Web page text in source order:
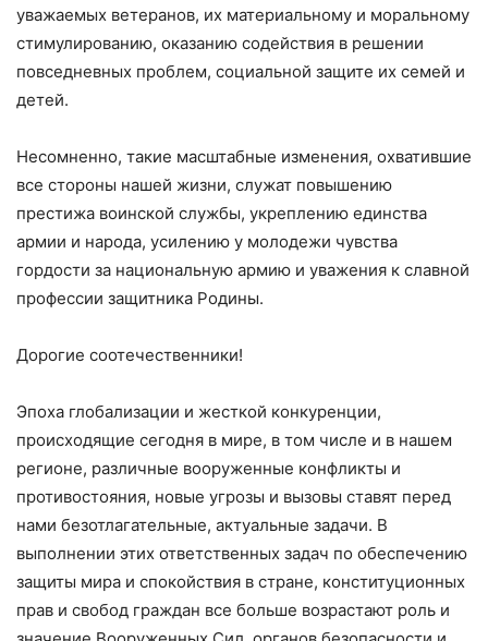
уважаемых ветеранов, их материальному и моральному
стимулированию, оказанию содействия в решении
повседневных проблем, социальной защите их семей и
детей.
Несомненно, такие масштабные изменения, охватившие
все стороны нашей жизни, служат повышению
престижа воинской службы, укреплению единства
армии и народа, усилению у молодежи чувства
гордости за национальную армию и уважения к славной
профессии защитника Родины.
Дорогие соотечественники!
Эпоха глобализации и жесткой конкуренции,
происходящие сегодня в мире, в том числе и в нашем
регионе, различные вооруженные конфликты и
противостояния, новые угрозы и вызовы ставят перед
нами безотлагательные, актуальные задачи. В
выполнении этих ответственных задач по обеспечению
защиты мира и спокойствия в стране, конституционных
прав и свобод граждан все больше возрастают роль и